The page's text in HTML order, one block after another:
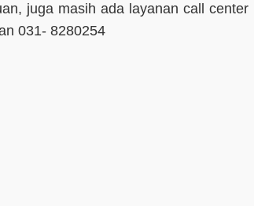
juga masih ada layanan call center
031- 8280254